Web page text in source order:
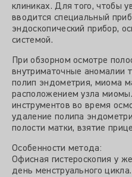
клиниках. Для того, чтобы
вводится специальный
эндоскопический прибор,
системой.
При обзорном осмотре
внутриматочные аномалии
полип эндометрия, миома
расположением узла
инструментов во время
удаление полипа
полости матки, взятие
Особенности метода:
Офисная гистероскопия у
день менструального